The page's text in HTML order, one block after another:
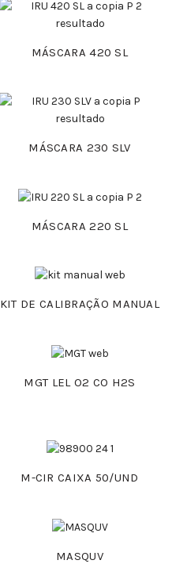
MÁSCARA 420 SL
MÁSCARA 230 SLV
MÁSCARA 220 SL
KIT DE CALIBRAÇÃO MANUAL
MGT LEL O2 CO H2S
M-CIR CAIXA 50/UND
MASQUV